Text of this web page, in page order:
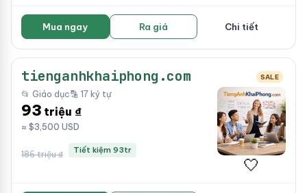
Mua ngay Ra giá Chi tiết
tienganhkhaiphong.com SALE
📂 Giáo dục🔡 17 ký tự
93 triệu ₫
≈ $3,500 USD
186 triệu ₫ Tiết kiệm 93tr
🤍